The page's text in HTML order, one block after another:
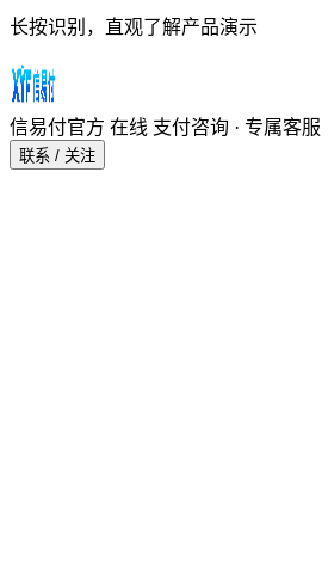
长按识别，直观了解产品演示
信易付官方 在线 支付咨询 · 专属客服
联系 / 关注